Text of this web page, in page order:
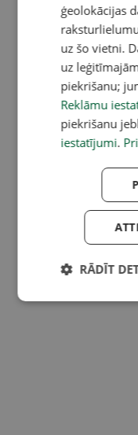
ģeolokācijas
uz šo vietni.
uz
piekrišanu;
Reklāmu
piekrišanu
iestatījumi.
RĀDĪT